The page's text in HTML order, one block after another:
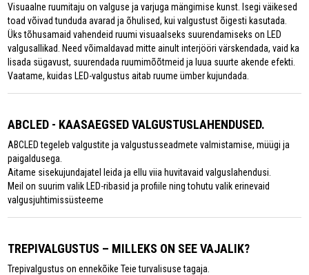
Visuaalne ruumitaju on valguse ja varjuga mängimise kunst. Isegi väikesed
toad võivad tunduda avarad ja õhulised, kui valgustust õigesti kasutada.
Üks tõhusamaid vahendeid ruumi visuaalseks suurendamiseks on LED
valgusallikad. Need võimaldavad mitte ainult interjööri värskendada, vaid ka
lisada sügavust, suurendada ruumimõõtmeid ja luua suurte akende efekti.
Vaatame, kuidas LED-valgustus aitab ruume ümber kujundada.
ABCLED - KAASAEGSED VALGUSTUSLAHENDUSED.
ABCLED tegeleb valgustite ja valgustusseadmete valmistamise, müügi ja
paigaldusega.
Aitame sisekujundajatel leida ja ellu viia huvitavaid valguslahendusi.
Meil on suurim valik LED-ribasid ja profiile ning tohutu valik erinevaid
valgusjuhtimissüsteeme
TREPIVALGUSTUS – MILLEKS ON SEE VAJALIK?
Trepivalgustus on ennekõike Teie turvalisuse tagaja.